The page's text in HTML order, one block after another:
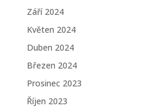
Září 2024
Květen 2024
Duben 2024
Březen 2024
Prosinec 2023
Říjen 2023